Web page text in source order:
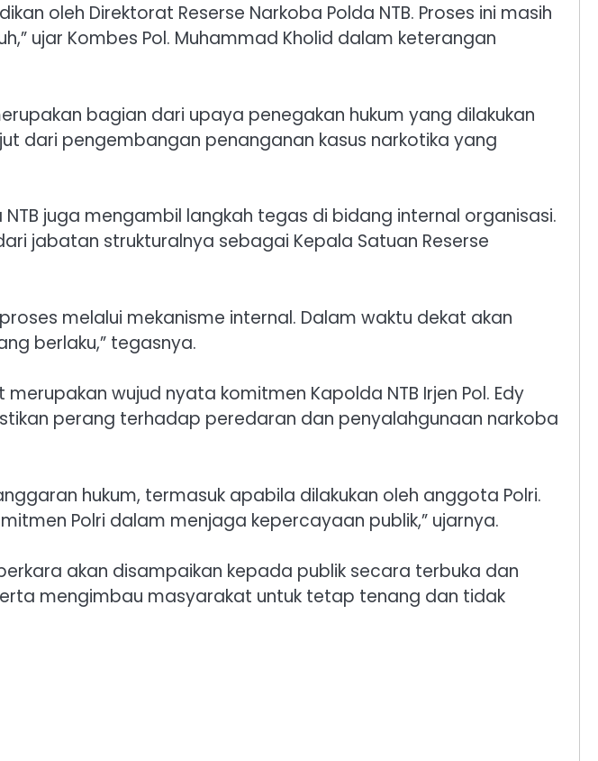
oleh Direktorat Reserse Narkoba Polda NTB. Proses ini masih
ujar Kombes Pol. Muhammad Kholid dalam keterangan
bagian dari upaya penegakan hukum yang dilakukan
dari pengembangan penanganan kasus narkotika yang
juga mengambil langkah tegas di bidang internal organisasi.
jabatan strukturalnya sebagai Kepala Satuan Reserse
melalui mekanisme internal. Dalam waktu dekat akan
berlaku,” tegasnya.
wujud nyata komitmen Kapolda NTB Irjen Pol. Edy
perang terhadap peredaran dan penyalahgunaan narkoba
hukum, termasuk apabila dilakukan oleh anggota Polri.
Polri dalam menjaga kepercayaan publik,” ujarnya.
akan disampaikan kepada publik secara terbuka dan
mengimbau masyarakat untuk tetap tenang dan tidak